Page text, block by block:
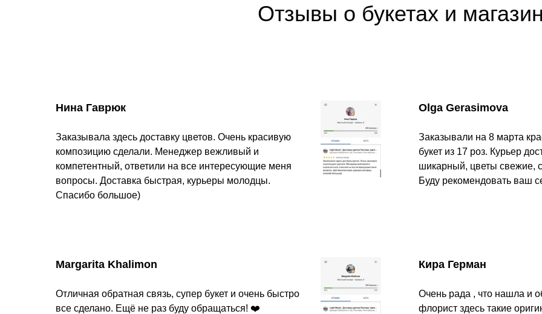
Отзывы о букетах и
Нина Гаврюк
Заказывала здесь доставку цветов. Очень красивую
композицию сделали. Менеджер вежливый и
компетентный, ответили на все интересующие меня
вопросы. Доставка быстрая, курьеры молодцы.
Спасибо большое)
Olga Gerasimova
Заказывали на 8 марта
букет из 17 роз. Курьер
шикарный, цветы свежие,
Буду рекомендовать ваш
Margarita Khalimon
Отличная обратная связь, супер букет и очень быстро
все сделано. Ещё не раз буду обращаться! ❤️
Кира Герман
Очень рада , что нашла и
флорист здесь такие